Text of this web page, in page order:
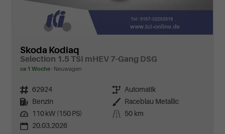
Skoda Kodiaq
Selection 1.5 TSI mHEV 7-Gang DSG
ca 1 Woche Neuwagen
Fahrzeugnr. 62924 Getriebe Automatik
Kraftstoff
Benzin Außenfarbe
Raceblau Metallic
Leistung
110 kW (150 PS) Kilometerstand
50 km
20.03.2026